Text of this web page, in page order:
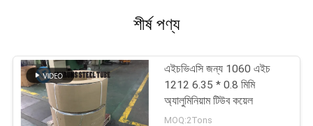
শীর্ষ পণ্য
এইচভিএসি জন্য 1060 এইচ
1212 6.35 * 0.8 মিমি
অ্যালুমিনিয়াম টিউব কয়েল
MOQ:2Tons